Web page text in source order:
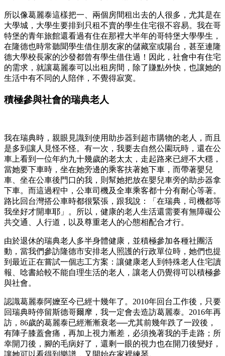
所以像葛麗泰這樣把一、兩個房間租出去的人很多，尤其是在
大學城，大學生要排到只租不賣的學生住宅很不容易。我在哥
特堡的青年旅館還看過有住在那裡大半年的哥特堡大學學生，
在隆德也時常聽聞學生借住朋友家的儲藏室或陽台，甚至連隆
德大學校長家的沙發都曾有學生借住過！因此，社會中有住宅
的需求，就讓葛麗泰可以出租房間，除了賺點外快，也讓她的
生活中有不同的人陪伴，不覺得寂寞。
積極參與社會的瑞典老人
我在瑞典時，親眼見識到使用助步器到超市購物的老人，而且
是多到讓人見怪不怪。有一次，我要去自然公園玩時，還在公
車上看到一位年約九十幾歲的老太太，走起路來已經不大穩，
當她要下車時，坐在她旁邊的乘客扶著她下車，而帶著嬰兒
車、坐在公車後門口的我，則幫她把放在嬰兒車旁的助步器拿
下車。而這過程中，公車司機及全車乘客都十分有耐心等著。
路比回台灣搭公車時都很緊張，跟我說：「在瑞典，司機都等
我坐好才開車耶」。所以，健康的老人生活還需要有無障礙公
共交通、人行道，以及尊重老人的心態相配合才行。
由於退休的瑞典老人多半身體健康，並積極參加各種社團活
動，當我們參訪隆德市安排老人照護的行政單位時，她們也提
到最近正在嘗試一個志工方案：讓健康老人到特殊老人住宅讀
報、唸書給較不能自理生活的老人，讓老人仍覺得可以積極參
與社會。
認識葛麗泰阿嬤至今已經十幾年了。2010年回台工作後，只要
回瑞典時停留斯德哥爾摩，我一定會去造訪葛麗泰。2016年再
訪，86歲的葛麗泰已經漸漸衰老──尤其前幾年跌了一跤後，
有陣子膝蓋會痛，再加上視力漸差，必須挽著我的手走路；所
幸開刀後，腳的毛病好了，還剩一眼的視力也在開刀後變好，
讓她可以看得到樂譜，又開始在家裡練琴。